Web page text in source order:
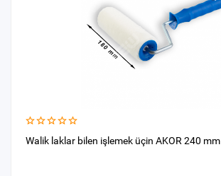
Walik laklar bilen işlemek üçin AKOR 240 mm